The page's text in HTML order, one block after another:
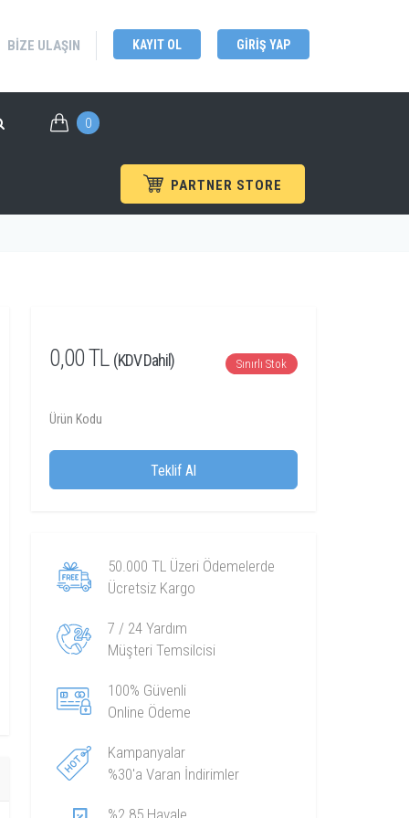
BIZE ULAŞIN KAYIT OL GIRIŞ YAP
0
PARTNER STORE
Anasayfa / Ürünler / Multimetreler
0,00 TL (KDV Dahil) Sınırlı Stok
Ürün Kodu
Teklif Al
50.000 TL Üzeri Ödemelerde
Ücretsiz Kargo
7 / 24 Yardım
Müşteri Temsilcisi
100% Güvenli
Online Ödeme
Kampanyalar
%30'a Varan İndirimler
%2.85 Havale